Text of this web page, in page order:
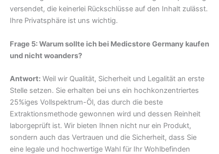
versendet, die keinerlei Rückschlüsse auf den Inhalt zulässt.
Ihre Privatsphäre ist uns wichtig.
Frage 5: Warum sollte ich bei Medicstore Germany kaufen
und nicht woanders?
Antwort: Weil wir Qualität, Sicherheit und Legalität an erste
Stelle setzen. Sie erhalten bei uns ein hochkonzentriertes
25%iges Vollspektrum-Öl, das durch die beste
Extraktionsmethode gewonnen wird und dessen Reinheit
laborgeprüft ist. Wir bieten Ihnen nicht nur ein Produkt,
sondern auch das Vertrauen und die Sicherheit, dass Sie
eine legale und hochwertige Wahl für Ihr Wohlbefinden